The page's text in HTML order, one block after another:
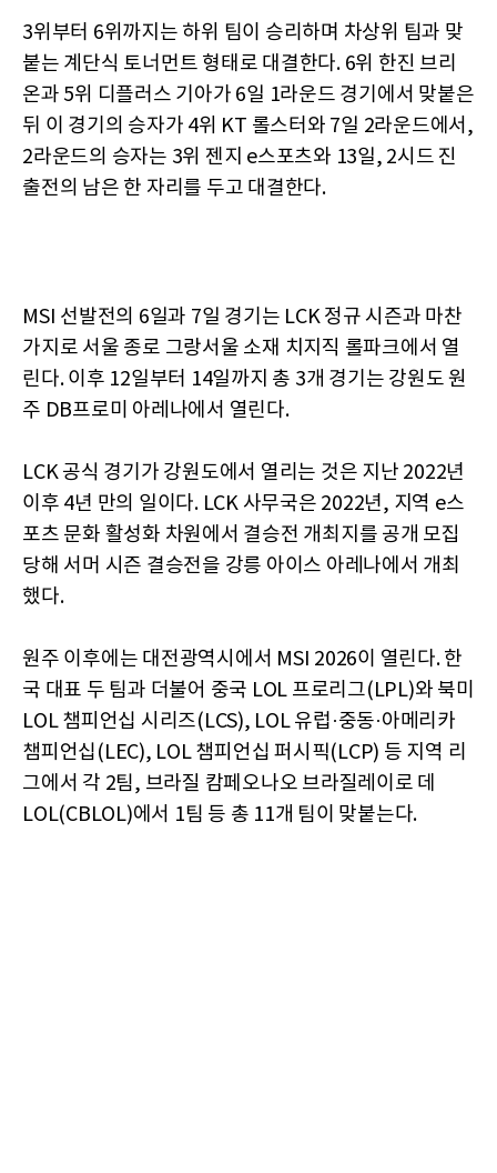
3위부터 6위까지는 하위 팀이 승리하며 차상위 팀과 맞
붙는 계단식 토너먼트 형태로 대결한다. 6위 한진 브리
온과 5위 디플러스 기아가 6일 1라운드 경기에서 맞붙은
뒤 이 경기의 승자가 4위 KT 롤스터와 7일 2라운드에서,
2라운드의 승자는 3위 젠지 e스포츠와 13일, 2시드 진
출전의 남은 한 자리를 두고 대결한다.
MSI 선발전의 6일과 7일 경기는 LCK 정규 시즌과 마찬
가지로 서울 종로 그랑서울 소재 치지직 롤파크에서 열
린다. 이후 12일부터 14일까지 총 3개 경기는 강원도 원
주 DB프로미 아레나에서 열린다.
LCK 공식 경기가 강원도에서 열리는 것은 지난 2022년
이후 4년 만의 일이다. LCK 사무국은 2022년, 지역 e스
포츠 문화 활성화 차원에서 결승전 개최지를 공개 모집
당해 서머 시즌 결승전을 강릉 아이스 아레나에서 개최
했다.
원주 이후에는 대전광역시에서 MSI 2026이 열린다. 한
국 대표 두 팀과 더불어 중국 LOL 프로리그(LPL)와 북미
LOL 챔피언십 시리즈(LCS), LOL 유럽·중동·아메리카
챔피언십(LEC), LOL 챔피언십 퍼시픽(LCP) 등 지역 리
그에서 각 2팀, 브라질 캄페오나오 브라질레이로 데
LOL(CBLOL)에서 1팀 등 총 11개 팀이 맞붙는다.